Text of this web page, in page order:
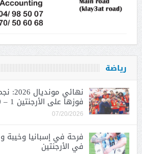
رياضة
نهائي
فوزها على الأرجنتين 1 – 0 بعد وقت إضافي
07/20/2026
فرحة في إسبانيا
في الأرجنتين